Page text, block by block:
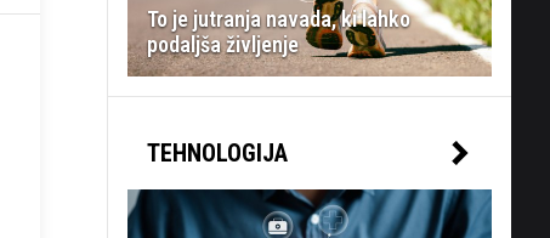
To je jutranja navada, ki lahko
podaljša življenje
TEHNOLOGIJA